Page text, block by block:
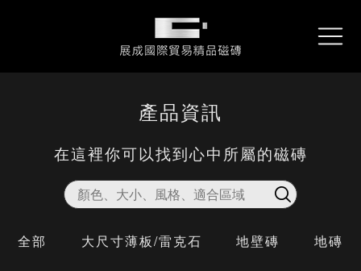
展成國際貿易精品磁磚
REX
雷克石
Collections
產品資訊
Performance
專案實績
Contact
詢問我們
產品資訊
在這裡你可以找到心中所屬的磁磚
全部 大尺寸薄板/雷克石 地壁磚 地磚